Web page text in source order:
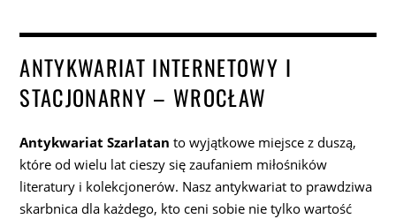
ANTYKWARIAT INTERNETOWY I
STACJONARNY – WROCŁAW
Antykwariat Szarlatan to wyjątkowe miejsce z duszą,
które od wielu lat cieszy się zaufaniem miłośników
literatury i kolekcjonerów. Nasz antykwariat to prawdziwa
skarbnica dla każdego, kto ceni sobie nie tylko wartość